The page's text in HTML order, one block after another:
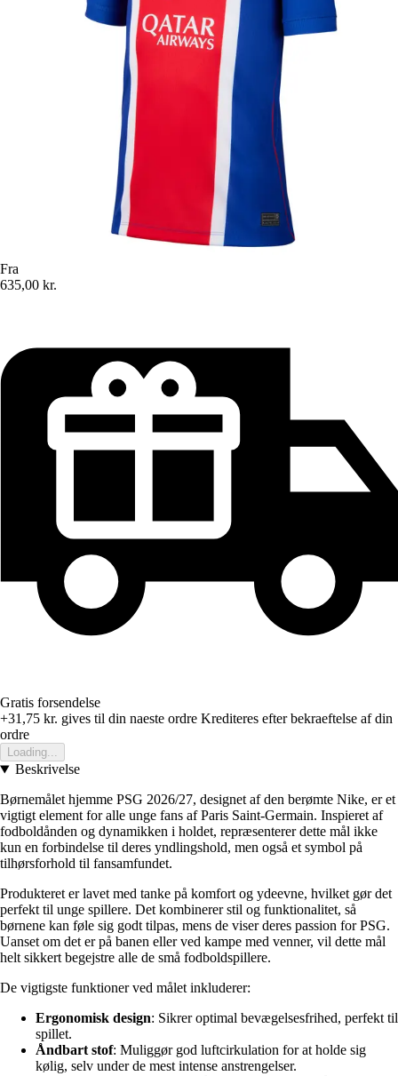
Fra
635,00 kr.
Gratis forsendelse
+31,75 kr. gives til din naeste ordre Krediteres efter bekraeftelse af din
ordre
Loading...
Beskrivelse
Børnemålet hjemme PSG 2026/27, designet af den berømte Nike, er et
vigtigt element for alle unge fans af Paris Saint-Germain. Inspieret af
fodboldånden og dynamikken i holdet, repræsenterer dette mål ikke
kun en forbindelse til deres yndlingshold, men også et symbol på
tilhørsforhold til fansamfundet.
Produkteret er lavet med tanke på komfort og ydeevne, hvilket gør det
perfekt til unge spillere. Det kombinerer stil og funktionalitet, så
børnene kan føle sig godt tilpas, mens de viser deres passion for PSG.
Uanset om det er på banen eller ved kampe med venner, vil dette mål
helt sikkert begejstre alle de små fodboldspillere.
De vigtigste funktioner ved målet inkluderer:
Ergonomisk design: Sikrer optimal bevægelsesfrihed, perfekt til
spillet.
Åndbart stof: Muliggør god luftcirkulation for at holde sig
kølig, selv under de mest intense anstrengelser.